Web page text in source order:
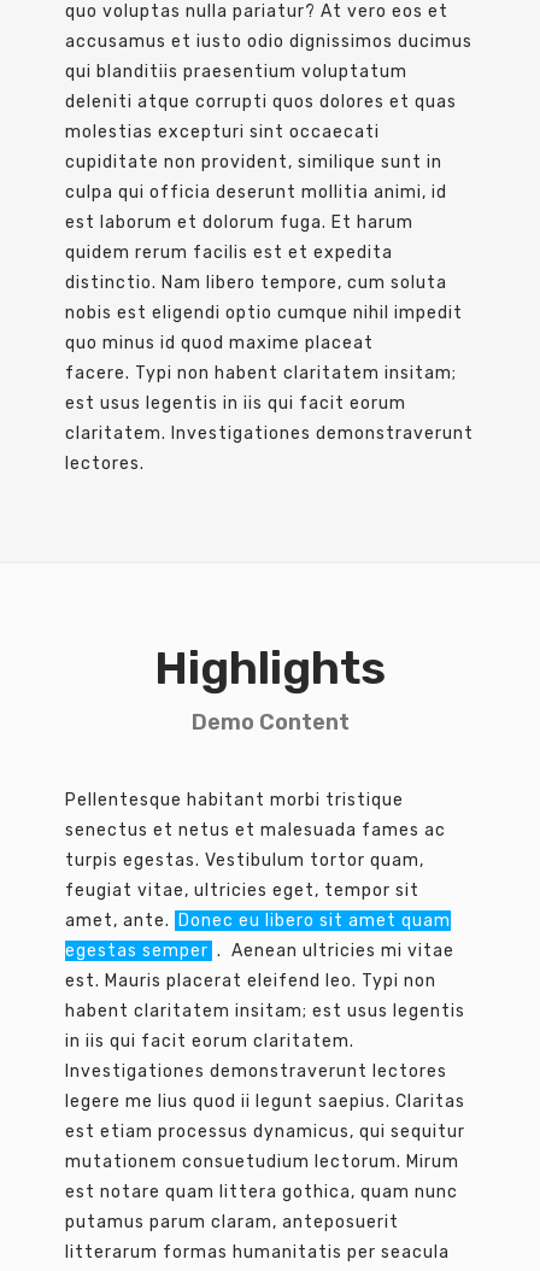
quo voluptas nulla pariatur? At vero eos et
accusamus et iusto odio dignissimos ducimus
qui blanditiis praesentium voluptatum
deleniti atque corrupti quos dolores et quas
molestias excepturi sint occaecati
cupiditate non provident, similique sunt in
culpa qui officia deserunt mollitia animi, id
est laborum et dolorum fuga. Et harum
quidem rerum facilis est et expedita
distinctio. Nam libero tempore, cum soluta
nobis est eligendi optio cumque nihil impedit
quo minus id quod maxime placeat
facere. Typi non habent claritatem insitam;
est usus legentis in iis qui facit eorum
claritatem. Investigationes demonstraverunt
lectores.
Highlights
Demo Content
Pellentesque habitant morbi tristique
senectus et netus et malesuada fames ac
turpis egestas. Vestibulum tortor quam,
feugiat vitae, ultricies eget, tempor sit
amet, ante.
Donec eu libero sit amet quam
egestas semper . Aenean ultricies mi vitae
est. Mauris placerat eleifend leo. Typi non
habent claritatem insitam; est usus legentis
in iis qui facit eorum claritatem.
Investigationes demonstraverunt lectores
legere me lius quod ii legunt saepius. Claritas
est etiam processus dynamicus, qui sequitur
mutationem consuetudium lectorum. Mirum
est notare quam littera gothica, quam nunc
putamus parum claram, anteposuerit
litterarum formas humanitatis per seacula